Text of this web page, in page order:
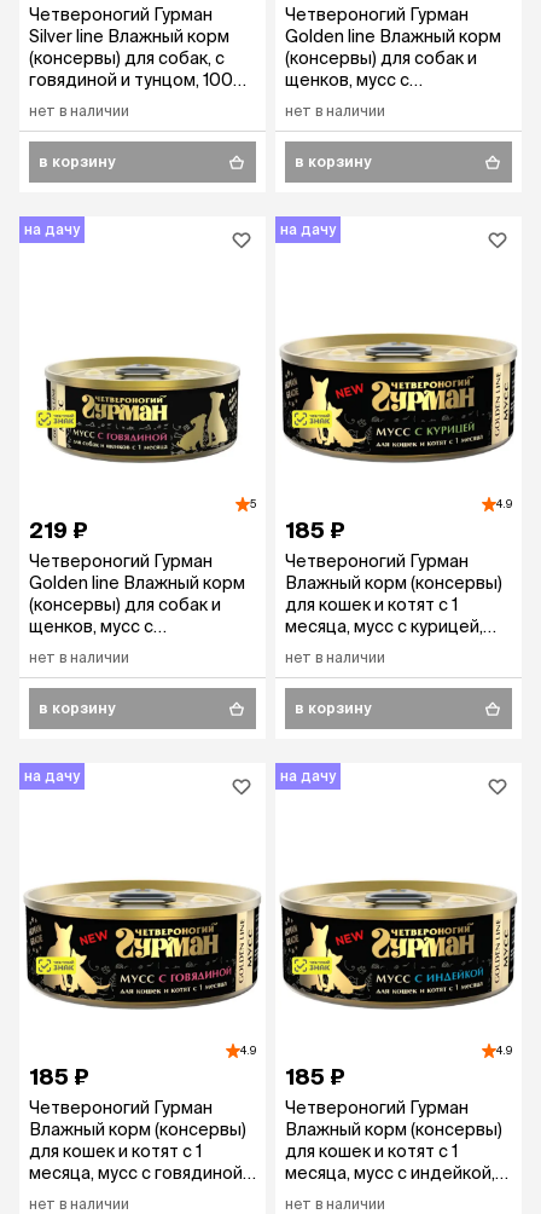
Четвероногий Гурман
Silver line Влажный корм
(консервы) для собак, с
говядиной и тунцом, 100
нет в наличии
в корзину
Четвероногий Гурман
Golden line Влажный корм
(консервы) для собак и
щенков, мусс с
нет в наличии
в корзину
на дачу
5
219 ₽
Четвероногий Гурман
Golden line Влажный корм
(консервы) для собак и
щенков, мусс с
нет в наличии
в корзину
на дачу
4.9
185 ₽
Четвероногий Гурман
Влажный корм (консервы)
для кошек и котят с 1
месяца, мусс с курицей,
нет в наличии
в корзину
на дачу
4.9
185 ₽
Четвероногий Гурман
Влажный корм (консервы)
для кошек и котят с 1
месяца, мусс с говядиной,
нет в наличии
на дачу
4.9
185 ₽
Четвероногий Гурман
Влажный корм (консервы)
для кошек и котят с 1
месяца, мусс с индейкой,
нет в наличии